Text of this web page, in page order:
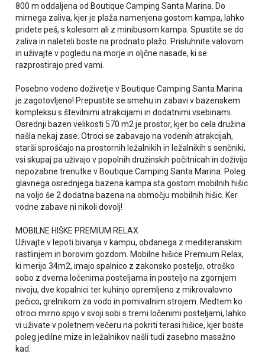
800 m oddaljena od Boutique Camping Santa Marina. Do
mirnega zaliva, kjer je plaža namenjena gostom kampa, lahko
pridete peš, s kolesom ali z minibusom kampa. Spustite se do
zaliva in naleteli boste na prodnato plažo. Prisluhnite valovom
in uživajte v pogledu na morje in oljčne nasade, ki se
razprostirajo pred vami.
Posebno vodeno doživetje v Boutique Camping Santa Marina
je zagotovljeno! Prepustite se smehu in zabavi v bazenskem
kompleksu s številnimi atrakcijami in dodatnimi vsebinami.
Osrednji bazen velikosti 570 m2 je prostor, kjer bo cela družina
našla nekaj zase. Otroci se zabavajo na vodenih atrakcijah,
starši sproščajo na prostornih ležalnikih in ležalnikih s senčniki,
vsi skupaj pa uživajo v popolnih družinskih počitnicah in doživijo
nepozabne trenutke v Boutique Camping Santa Marina. Poleg
glavnega osrednjega bazena kampa sta gostom mobilnih hišic
na voljo še 2 dodatna bazena na območju mobilnih hišic. Ker
vodne zabave ni nikoli dovolj!
MOBILNE HIŠKE PREMIUM RELAX
Uživajte v lepoti bivanja v kampu, obdanega z mediteranskim
rastlinjem in borovim gozdom. Mobilne hišice Premium Relax,
ki merijo 34m2, imajo spalnico z zakonsko posteljo, otroško
sobo z dvema ločenima posteljama in posteljo na zgornjem
nivoju, dve kopalnici ter kuhinjo opremljeno z mikrovalovno
pečico, grelnikom za vodo in pomivalnim strojem. Medtem ko
otroci mirno spijo v svoji sobi s tremi ločenimi posteljami, lahko
vi uživate v poletnem večeru na pokriti terasi hišice, kjer boste
poleg jedilne mize in ležalnikov našli tudi zasebno masažno
kad.